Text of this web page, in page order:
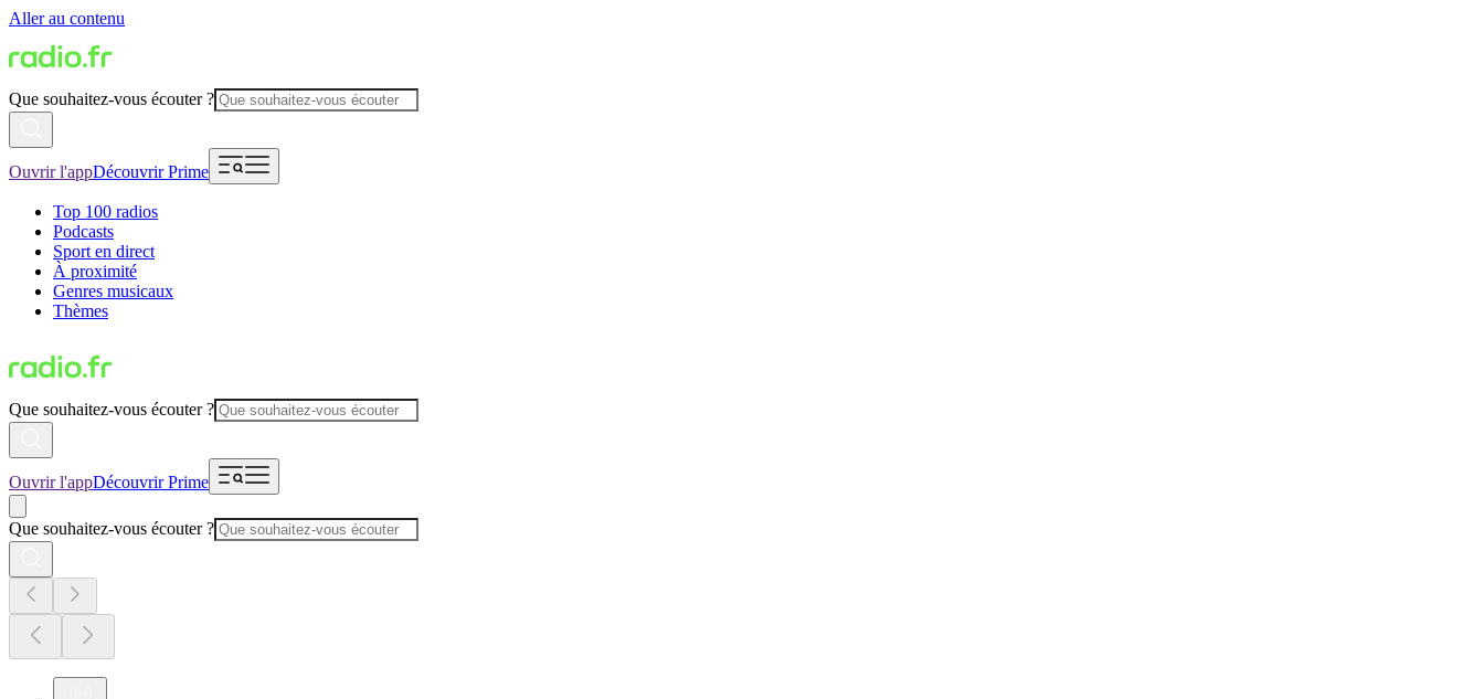
Aller au contenu
Que souhaitez-vous écouter ?
Ouvrir l'appDécouvrir Prime
Top 100 radios
Podcasts
Sport en direct
À proximité
Genres musicaux
Thèmes
Que souhaitez-vous écouter ?
Ouvrir l'appDécouvrir Prime
Que souhaitez-vous écouter ?